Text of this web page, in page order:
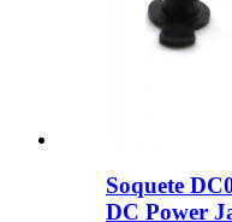
Soquete
DC Power